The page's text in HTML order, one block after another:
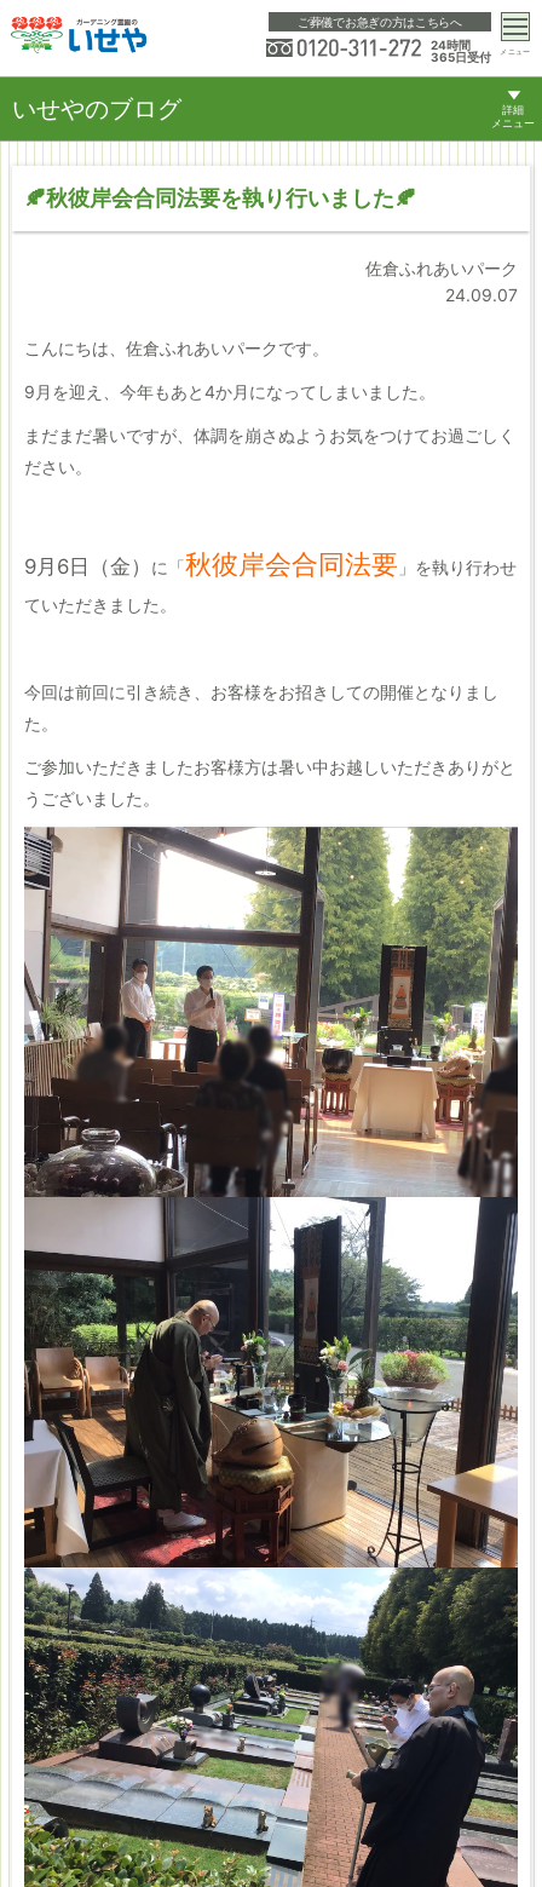
ご葬儀でお急ぎの方はこちらへ
24時間
365日受付
メニュー
いせやのブログ 詳細
メニュー
🍂秋彼岸会合同法要を執り行いました🍂
佐倉ふれあいパーク
24.09.07
こんにちは、佐倉ふれあいパークです。
9月を迎え、今年もあと4か月になってしまいました。
まだまだ暑いですが、体調を崩さぬようお気をつけてお過ごしく
ださい。
9月6日（金） に「秋彼岸会合同法要 」を執り行わせ
ていただきました。
今回は前回に引き続き、お客様をお招きしての開催となりまし
た。
ご参加いただきましたお客様方は暑い中お越しいただきありがと
うございました。